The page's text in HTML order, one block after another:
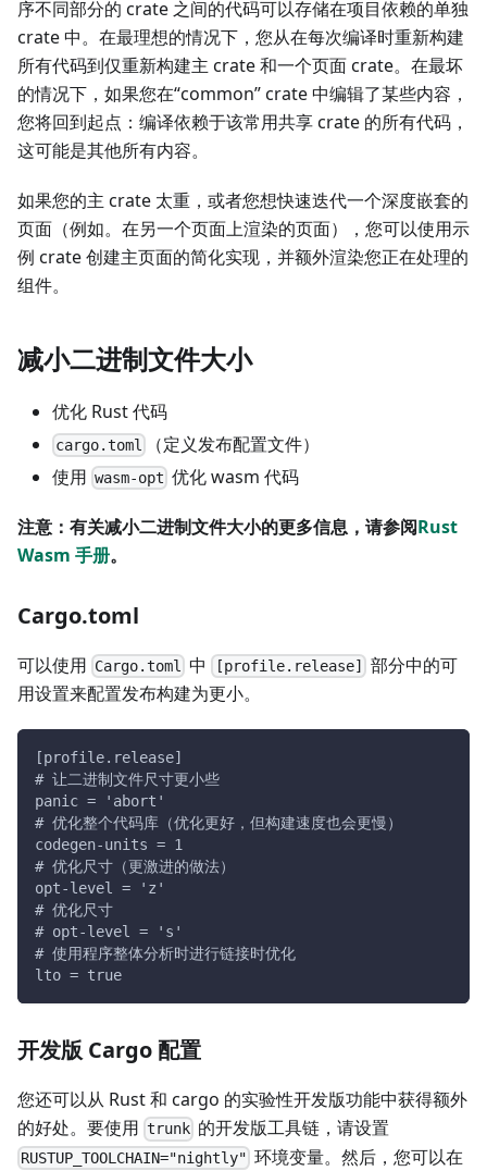
序不同部分的 crate 之间的代码可以存储在项目依赖的单独
crate 中。在最理想的情况下，您从在每次编译时重新构建
所有代码到仅重新构建主 crate 和一个页面 crate。在最坏
的情况下，如果您在“common” crate 中编辑了某些内容，
您将回到起点：编译依赖于该常用共享 crate 的所有代码，
这可能是其他所有内容。
如果您的主 crate 太重，或者您想快速迭代一个深度嵌套的
页面（例如。在另一个页面上渲染的页面），您可以使用示
例 crate 创建主页面的简化实现，并额外渲染您正在处理的
组件。
减小二进制文件大小
优化 Rust 代码
cargo.toml
（定义发布配置文件）
使用 wasm-opt 优化 wasm 代码
注意：有关减小二进制文件大小的更多信息，请参阅Rust
Wasm 手册。
Cargo.toml
可以使用 Cargo.toml 中 [profile.release] 部分中的可
用设置来配置发布构建为更小。
[profile.release]
# 让二进制文件尺寸更小些
panic = 'abort'
# 优化整个代码库（优化更好，但构建速度也会更慢）
codegen-units = 1
# 优化尺寸（更激进的做法）
opt-level = 'z'
# 优化尺寸
# opt-level = 's'
# 使用程序整体分析时进行链接时优化
lto = true
开发版 Cargo 配置
您还可以从 Rust 和 cargo 的实验性开发版功能中获得额外
的好处。要使用 trunk 的开发版工具链，请设置
RUSTUP_TOOLCHAIN="nightly" 环境变量。然后，您可以在